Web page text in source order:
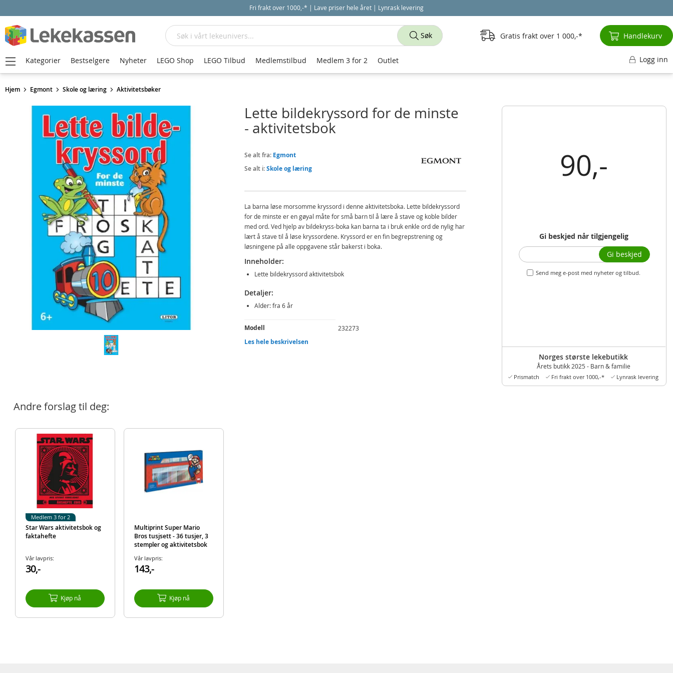
Fri frakt over 1000,-* | Lave priser hele året | Lynrask levering
Hjem Egmont Skole og læring Aktivitetsbøker
90,-
Gi beskjed når tilgjengelig
Send meg e-post med nyheter og tilbud.
Gi beskjed
Norges største lekebutikk
Årets butikk 2025 - Barn & familie
Prismatch Fri frakt over 1000,-* Lynrask levering
Lette bildekryssord for de minste
- aktivitetsbok
Se alt fra: Egmont
Se alt i:Skole og læring
La barna løse morsomme kryssord i denne aktivitetsboka. Lette bildekryssord
for de minste er en gøyal måte for små barn til å lære å stave og koble bilder
med ord. Ved hjelp av bildekryss-boka kan barna ta i bruk enkle ord de nylig har
lært å stave til å løse kryssordene. Kryssord er en fin begrepstrening og
løsningene på alle oppgavene står bakerst i boka.
Inneholder:
Lette bildekryssord aktivitetsbok
Detaljer:
Alder: fra 6 år
Produktdetaljer
Modell 232273
EAN
Les hele beskrivelsen
Andre forslag til deg:
Star Wars aktivitetsbok og
faktahefte
Vår lavpris:
30,-
Kjøp nå
Medlem 3 for 2
Multiprint Super Mario
Bros tusjsett - 36 tusjer, 3
stempler og aktivitetsbok
Vår lavpris:
143,-
Kjøp nå
Søk
Søk Gratis frakt over 1 000,- Handlekurv
Kategorier Bestselgere Nyheter LEGO Shop LEGO Tilbud Medlemstilbud Medlem 3 for 2 Outlet Logg inn